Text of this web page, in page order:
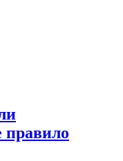
правило